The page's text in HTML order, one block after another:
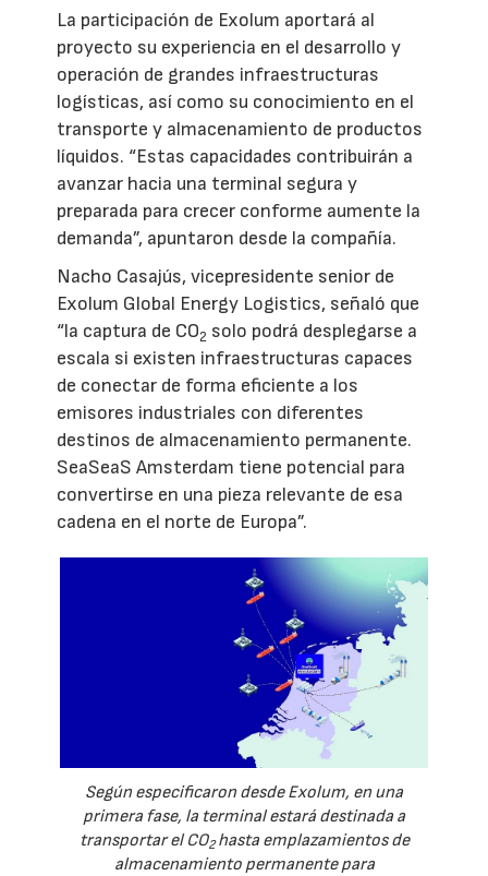
La participación de Exolum aportará al
proyecto su experiencia en el desarrollo y
operación de grandes infraestructuras
logísticas, así como su conocimiento en el
transporte y almacenamiento de productos
líquidos. “Estas capacidades contribuirán a
avanzar hacia una terminal segura y
preparada para crecer conforme aumente la
demanda”, apuntaron desde la compañía.
Nacho Casajús, vicepresidente senior de
Exolum Global Energy Logistics, señaló que
“la captura de CO2 solo podrá desplegarse a
escala si existen infraestructuras capaces
de conectar de forma eficiente a los
emisores industriales con diferentes
destinos de almacenamiento permanente.
SeaSeaS Amsterdam tiene potencial para
convertirse en una pieza relevante de esa
cadena en el norte de Europa”.
Según especificaron desde Exolum, en una
primera fase, la terminal estará destinada a
transportar el CO2hasta emplazamientos de
almacenamiento permanente para